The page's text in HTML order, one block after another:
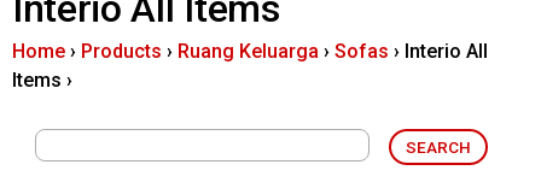
e
Home › Products › Ruang Keluarga › Sofas › Interio All
Items ›